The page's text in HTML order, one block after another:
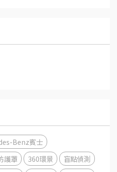
Benz賓士
護罩 360環景
盲點偵測